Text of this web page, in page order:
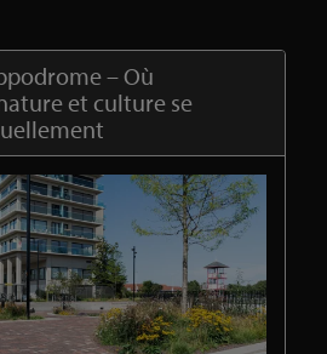
– Où
et culture se